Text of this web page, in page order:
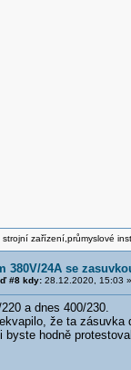
zařízení,průmyslové
380V/24A se
#8 kdy:28.12.2020, 15:03 »
a dnes 400/230.
že ta zásuvka
byste hodně